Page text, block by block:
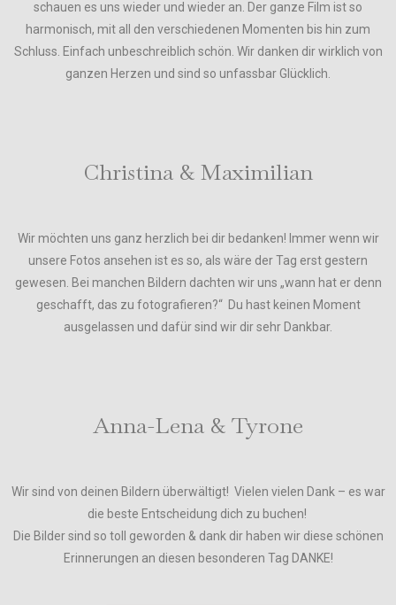
schauen es uns wieder und wieder an. Der ganze Film ist so
harmonisch, mit all den verschiedenen Momenten bis hin zum
Schluss. Einfach unbeschreiblich schön. Wir danken dir wirklich von
ganzen Herzen und sind so unfassbar Glücklich.
Christina & Maximilian
Wir möchten uns ganz herzlich bei dir bedanken! Immer wenn wir
unsere Fotos ansehen ist es so, als wäre der Tag erst gestern
gewesen. Bei manchen Bildern dachten wir uns „wann hat er denn
geschafft, das zu fotografieren?“ Du hast keinen Moment
ausgelassen und dafür sind wir dir sehr Dankbar.
Anna-Lena & Tyrone
Wir sind von deinen Bildern überwältigt! Vielen vielen Dank – es war
die beste Entscheidung dich zu buchen!
Die Bilder sind so toll geworden & dank dir haben wir diese schönen
Erinnerungen an diesen besonderen Tag DANKE!